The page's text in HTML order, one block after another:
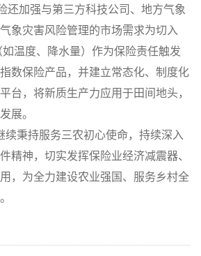
还加强与第三方科技公司、地方气象
象灾害风险管理的市场需求为切入
温度、降水量）作为保险责任触发
数保险产品，并建立常态化、制度化
台，将新质生产力应用于田间地头，
展。
续秉持服务三农初心使命，持续深 入
精神，切实发挥保险业经济减震器、
，为全力建设农业强国、服务乡村全